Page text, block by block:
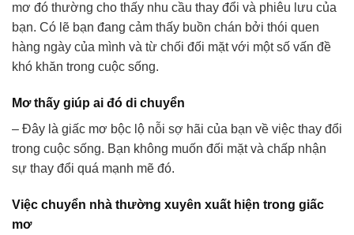
mơ đó thường cho thấy nhu cầu thay đổi và phiêu lưu của
bạn. Có lẽ bạn đang cảm thấy buồn chán bởi thói quen
hàng ngày của mình và từ chối đối mặt với một số vấn đề
khó khăn trong cuộc sống.
Mơ thấy giúp ai đó di chuyển
– Đây là giấc mơ bộc lộ nỗi sợ hãi của bạn về việc thay đổi
trong cuộc sống. Bạn không muốn đối mặt và chấp nhận
sự thay đổi quá mạnh mẽ đó.
Việc chuyển nhà thường xuyên xuất hiện trong giấc
mơ